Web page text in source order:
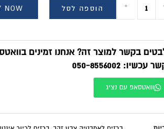
+ הוספה לסל NOW
בקשר למוצר זה? אנחנו זמינים
050-8556002
וואטסאפ עם נציג